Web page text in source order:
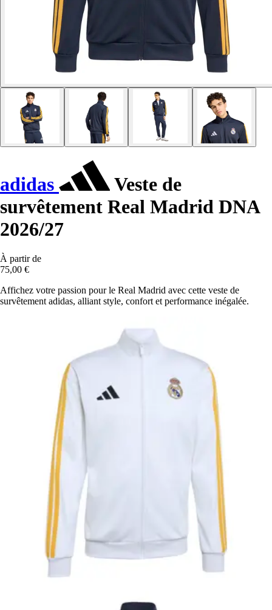
adidas
Veste de
survêtement Real Madrid DNA
2026/27
À partir de
75,00 €
Affichez votre passion pour le Real Madrid avec cette veste de
survêtement adidas, alliant style, confort et performance inégalée.